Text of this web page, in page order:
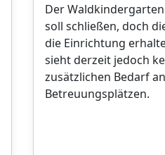
Der
soll schließen, doch
die Einrichtung
sieht derzeit jedoch
zusätzlichen Bedarf an
Betreuungsplätzen.